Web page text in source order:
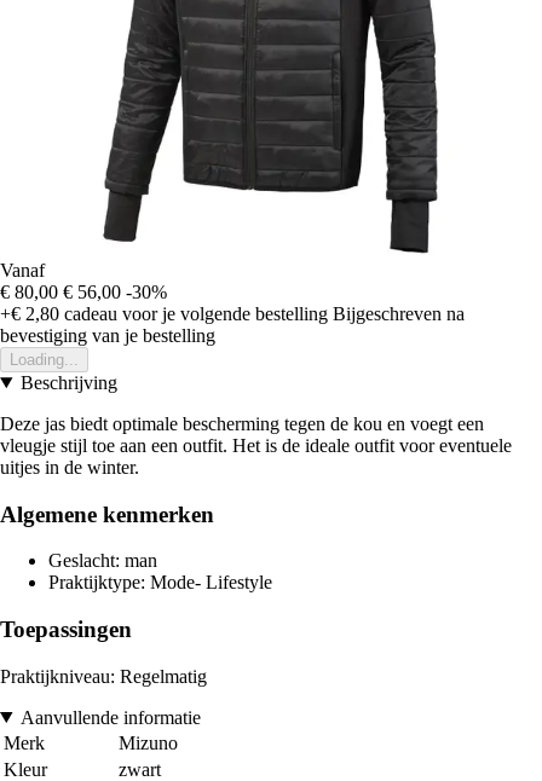
Vanaf
€ 80,00 € 56,00 -30%
+€ 2,80 cadeau voor je volgende bestelling Bijgeschreven na
bevestiging van je bestelling
Loading...
Beschrijving
Deze jas biedt optimale bescherming tegen de kou en voegt een
vleugje stijl toe aan een outfit. Het is de ideale outfit voor eventuele
uitjes in de winter.
Algemene kenmerken
Geslacht: man
Praktijktype: Mode- Lifestyle
Toepassingen
Praktijkniveau: Regelmatig
Aanvullende informatie
Merk
Mizuno
Kleur
zwart